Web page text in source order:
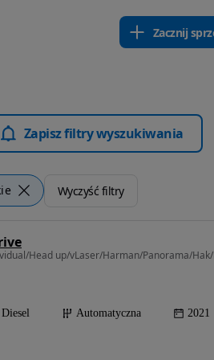
Zacznij
Zapisz filtry wyszukiwania
Wyczyść filtry
Diesel Automatyczna 2021